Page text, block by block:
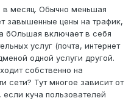
в месяц. Обычно меньшая
завышенные цены на трафик,
бОльшая включает в себя
услуг (почта, интернет
одной услуги другой.
собственно на
сети? Тут многое зависит от
куча пользователей